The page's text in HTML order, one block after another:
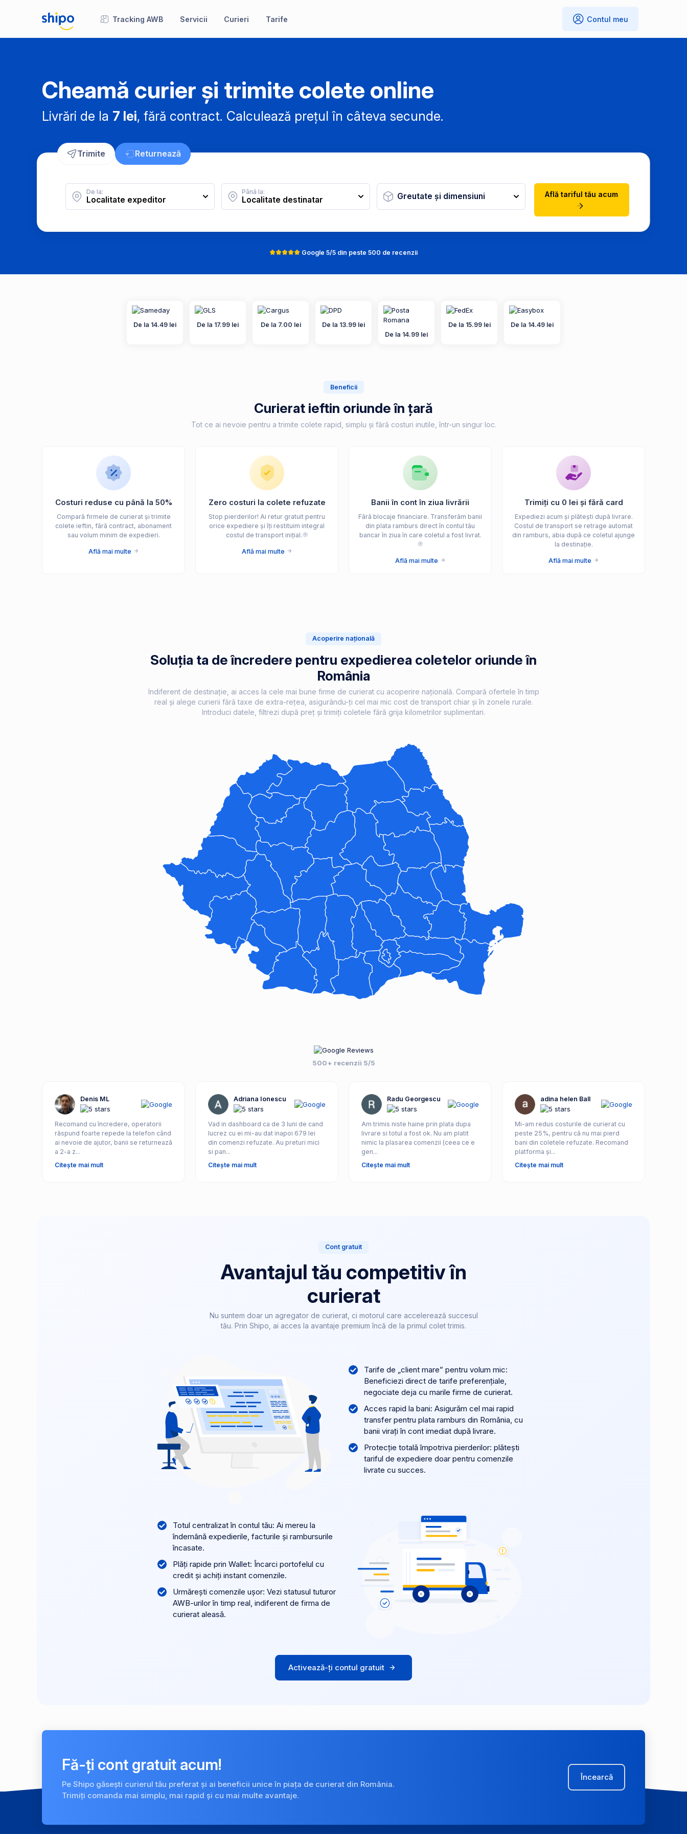
Tracking AWB Servicii Curieri Tarife Contul meu
Cheamă curier și trimite colete online
Livrări de la 7 lei, fără contract. Calculează prețul în câteva secunde.
Trimite Returnează
De la: Până la: Greutate și dimensiuni Află tariful tău acum
Google 5/5 din peste 500 de recenzii
De la 14.49 lei De la 17.99 lei De la 7.00 lei
De la 13.99 lei
De la 14.99 lei
De la 15.99 lei De la 14.49 lei
Beneficii
Curierat ieftin oriunde în țară
Tot ce ai nevoie pentru a trimite colete rapid, simplu și fără costuri inutile, într-un singur loc.
Costuri reduse cu până la 50%
Compară firmele de curierat și trimite
colete ieftin, fără contract, abonament
sau volum minim de expedieri.
Află mai multe
Zero costuri la colete refuzate
Stop pierderilor! Ai retur gratuit pentru
orice expediere și îți restituim integral
costul de transport inițial.
Află mai multe
Banii în cont în ziua livrării
Fără blocaje financiare. Transferăm banii
din plata ramburs direct în contul tău
bancar în ziua în care coletul a fost livrat.
Află mai multe
Trimiți cu 0 lei și fără card
Expediezi acum și plătești după livrare.
Costul de transport se retrage automat
din ramburs, abia după ce coletul ajunge
la destinație.
Află mai multe
Acoperire națională
Soluția ta de încredere pentru expedierea coletelor oriunde în
România
Indiferent de destinație, ai acces la cele mai bune firme de curierat cu acoperire națională. Compară ofertele în timp
real și alege curierii fără taxe de extra-rețea, asigurându-ți cel mai mic cost de transport chiar și în zonele rurale.
Introduci datele, filtrezi după preț și trimiți coletele fără grija kilometrilor suplimentari.
500+ recenzii 5/5
Denis ML
Recomand cu încredere, operatorii
răspund foarte repede la telefon când
ai nevoie de ajutor, banii se returnează
a 2-a z...
Citește mai mult
Adriana Ionescu
Vad in dashboard ca de 3 luni de cand
lucrez cu ei mi-au dat inapoi 679 lei
din comenzi refuzate. Au preturi mici
si pan...
Citește mai mult
Radu Georgescu
Am trimis niste haine prin plata dupa
livrare si totul a fost ok. Nu am platit
nimic la plasarea comenzii (ceea ce e
gen...
Citește mai mult
adina helen Ball
Mi-am redus costurile de curierat cu
peste 25%, pentru că nu mai pierd
bani din coletele refuzate. Recomand
platforma și...
Citește mai mult
Cont gratuit
Avantajul tău competitiv în
curierat
Nu suntem doar un agregator de curierat, ci motorul care accelerează succesul
tău. Prin Shipo, ai acces la avantaje premium încă de la primul colet trimis.
Tarife de „client mare” pentru volum mic:
Beneficiezi direct de tarife preferențiale,
negociate deja cu marile firme de curierat.
Acces rapid la bani: Asigurăm cel mai rapid
transfer pentru plata ramburs din România, cu
banii virați în cont imediat după livrare.
Protecție totală împotriva pierderilor: plătești
tariful de expediere doar pentru comenzile
livrate cu succes.
Totul centralizat în contul tău: Ai mereu la
îndemână expedierile, facturile și rambursurile
încasate.
Plăți rapide prin Wallet: Încarci portofelul cu
credit și achiți instant comenzile.
Urmărești comenzile ușor: Vezi statusul tuturor
AWB-urilor în timp real, indiferent de firma de
curierat aleasă.
Activează-ți contul gratuit
Fă-ți cont gratuit acum!
Pe Shipo găsești curierul tău preferat și ai beneficii unice în piața de curierat din România.
Trimiți comanda mai simplu, mai rapid și cu mai multe avantaje.
Încearcă